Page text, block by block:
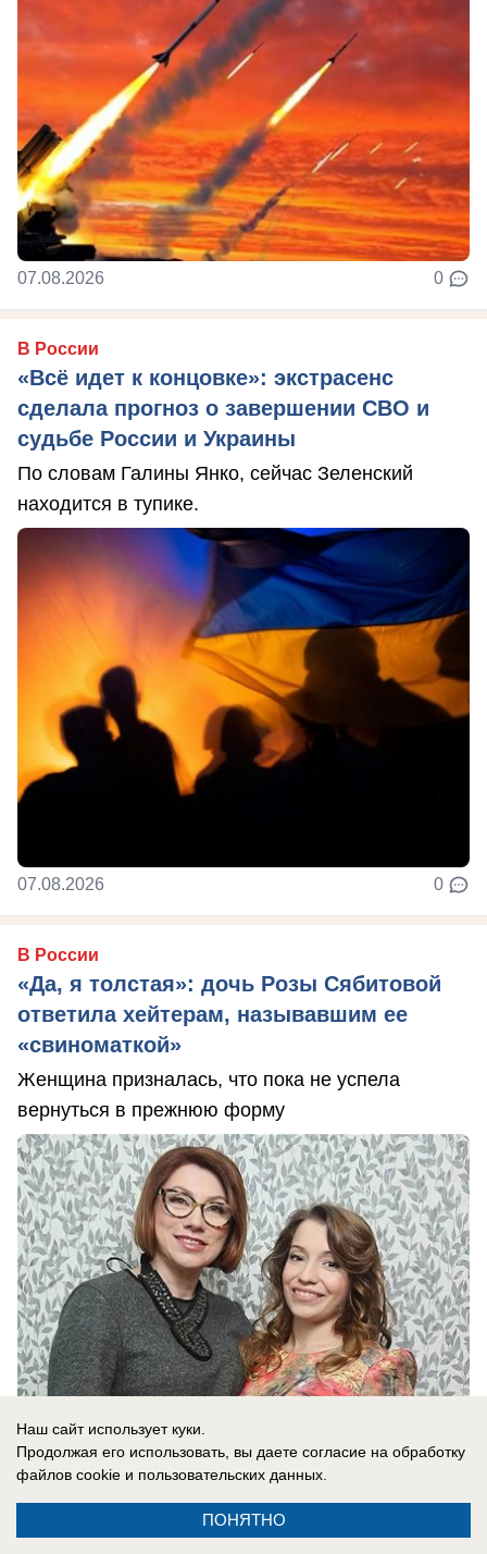
07.08.2026 0
В России
«Всё идет к концовке»: экстрасенс
сделала прогноз о завершении СВО и
судьбе России и Украины
По словам Галины Янко, сейчас Зеленский
находится в тупике.
07.08.2026 0
В России
«Да, я толстая»: дочь Розы Сябитовой
ответила хейтерам, называвшим ее
«свиноматкой»
Женщина призналась, что пока не успела
вернуться в прежнюю форму
Наш сайт использует куки.
Продолжая его использовать, вы даете согласие на обработку
файлов cookie и пользовательских данных.
ПОНЯТНО